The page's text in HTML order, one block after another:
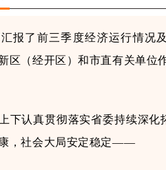
报了 前三季度经济运行情况
区（经开区）和市直有关单位
下认真贯彻落实省委持续深化
，社会大局安定稳定——